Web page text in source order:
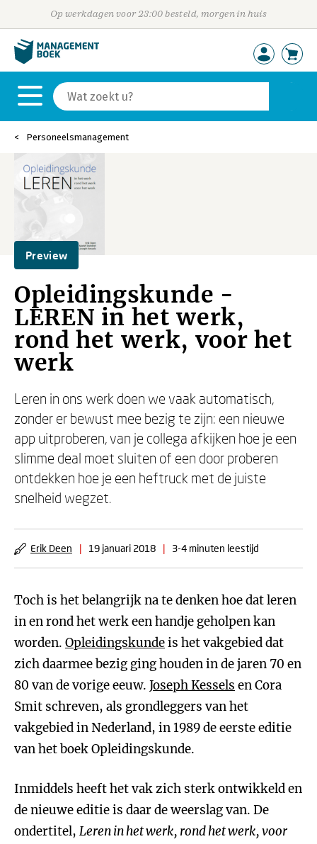
Op werkdagen voor 23:00 besteld, morgen in huis
Personeelsmanagement
Preview
Opleidingskunde -
LEREN in het werk,
rond het werk, voor het
werk
Leren in ons werk doen we vaak automatisch,
zonder er bewust mee bezig te zijn: een nieuwe
app uitproberen, van je collega afkijken hoe je een
slimme deal moet sluiten of een door proberen
ontdekken hoe je een heftruck met de juiste
snelheid wegzet.
Erik Deen | 19 januari 2018 | 3-4 minuten leestijd
Toch is het belangrijk na te denken hoe dat leren
in en rond het werk een handje geholpen kan
worden. Opleidingskundeis het vakgebied dat
zich daarmee bezig ging houden in de jaren 70 en
80 van de vorige eeuw. Joseph Kessels en Cora
Smit schreven, als grondleggers van het
vakgebied in Nederland, in 1989 de eerste editie
van het boek Opleidingskunde.
Inmiddels heeft het vak zich sterk ontwikkeld en
de nieuwe editie is daar de weerslag van. De
ondertitel, Leren in het werk, rond het werk, voor